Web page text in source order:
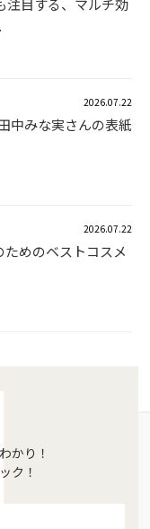
注目する、マルチ効
2026.07.22
中みな実さんの表紙
2026.07.22
ためのベストコスメ
かり！
ク！